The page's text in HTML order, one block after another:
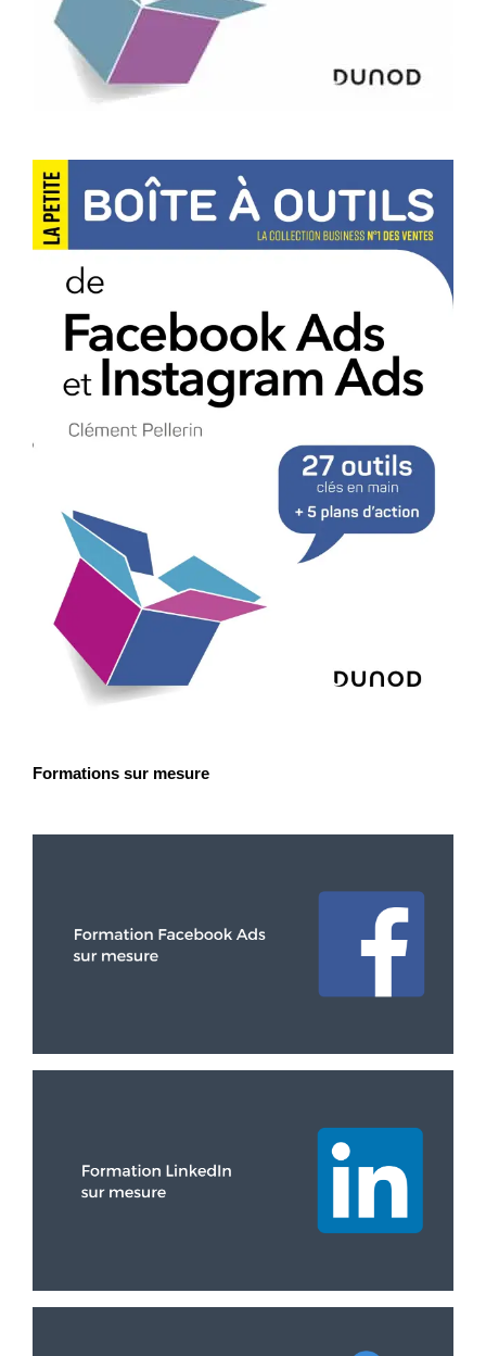
Formations sur mesure